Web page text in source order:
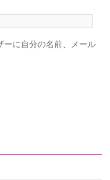
ーに自分の名前、メール